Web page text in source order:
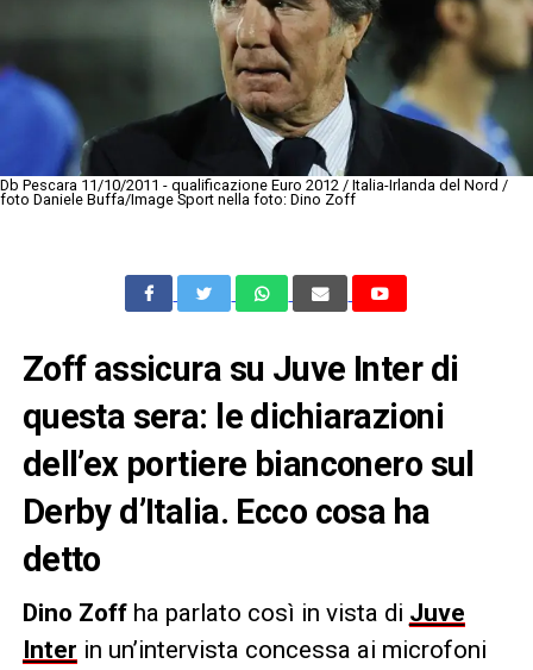
Db Pescara 11/10/2011 - qualificazione Euro 2012 / Italia-Irlanda del Nord /
foto Daniele Buffa/Image Sport nella foto: Dino Zoff
Zoff assicura su Juve Inter di
questa sera: le dichiarazioni
dell’ex portiere bianconero sul
Derby d’Italia. Ecco cosa ha
detto
Dino Zoffha parlato così in vista di Juve
Inter in un’intervista concessa ai microfoni